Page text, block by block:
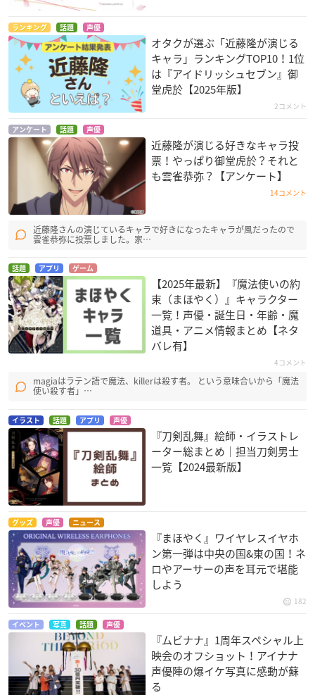
ジャドウ
ひまわりっ!!
米澤君
ラルフ・ウィーレッ
ク
REBORN!
雲雀恭弥
RED GARDEN
ＪＣ
ひまわりっ!
米澤君
スパイダーライダー
ズ ～オラクルの勇者
たち～
ジャドウ
ぜんまいざむらい
謎の天蓋男
世界一初恋～プロポ
ーズ編～
小野寺律
Dance with Devils -
Fortuna-
楚神ウリエ
劇場版 世界一初恋 ～
横澤隆史の場合～
小野寺律
源頼光
ランキング 話題 声優
オタクが選ぶ「近藤隆が演じる
キャラ」ランキングTOP10！1位
は『アイドリッシュセブン』御
堂虎於【2025年版】
2コメント
アンケート 話題 声優
近藤隆が演じる好きなキャラ投
票！やっぱり御堂虎於？それと
も雲雀恭弥？【アンケート】
14コメント
近藤隆さんの演じているキャラで好きになったキャラが風だったので
雲雀恭弥に投票しました。家…
話題 アプリ ゲーム
【2025年最新】『魔法使いの約
束（まほやく）』キャラクター
一覧！声優・誕生日・年齢・魔
道具・アニメ情報まとめ【ネタ
バレ有】
4コメント
magiaはラテン語で魔法、killerは殺す者。 という意味合いから「魔法
使い殺す者」…
イラスト 話題 アプリ 声優
『刀剣乱舞』絵師・イラストレ
ーター総まとめ｜担当刀剣男士
一覧【2024最新版】
グッズ 声優 ニュース
『まほやく』ワイヤレスイヤホ
ン第一弾は中央の国&東の国！ネ
ロやアーサーの声を耳元で堪能
しよう
182
イベント 写真 話題 声優
『ムビナナ』1周年スペシャル上
映会のオフショット！アイナナ
声優陣の爆イケ写真に感動が蘇
る